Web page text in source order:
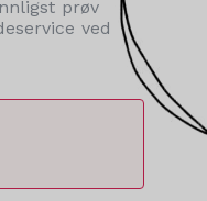
prøv
ved